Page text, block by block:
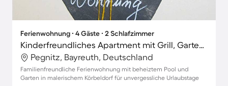
Ferienwohnung ∙ 4 Gäste ∙ 2 Schlafzimmer
Kinderfreundliches Apartment mit Grill, Garten und beheiztem Pool | Perfekt für die Arbeit von Zuhause
Pegnitz, Bayreuth, Deutschland
Familienfreundliche Ferienwohnung mit beheiztem Pool und
Garten in malerischem Körbeldorf für unvergessliche Urlaubstage